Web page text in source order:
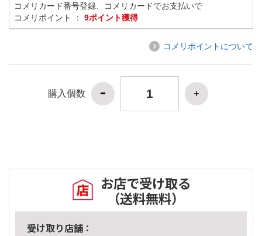
コメリカード番号登録、コメリカードでお支払いで
コメリポイント ： 9ポイント獲得
コメリポイントについて
購入個数
お店で受け取る
（送料無料）
受け取り店舗：